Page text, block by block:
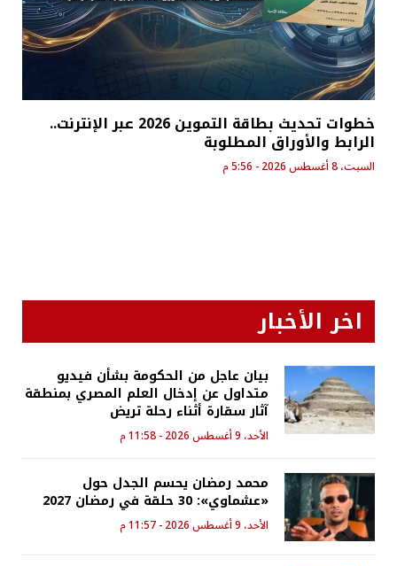
خطوات تحديث بطاقة التموين 2026 عبر الإنترنت..
الرابط والأوراق المطلوبة
السبت، 8 أغسطس 2026 - 5:56 م
اخر الأخبار
بيان عاجل من الحكومة بشأن فيديو
متداول عن إدخال العلم المصري بمنطقة
آثار سقارة أثناء رحلة تريض
الأحد، 9 أغسطس 2026 - 11:58 م
محمد رمضان يحسم الجدل حول
«عشماوي»: 30 حلقة في رمضان 2027
الأحد، 9 أغسطس 2026 - 11:57 م